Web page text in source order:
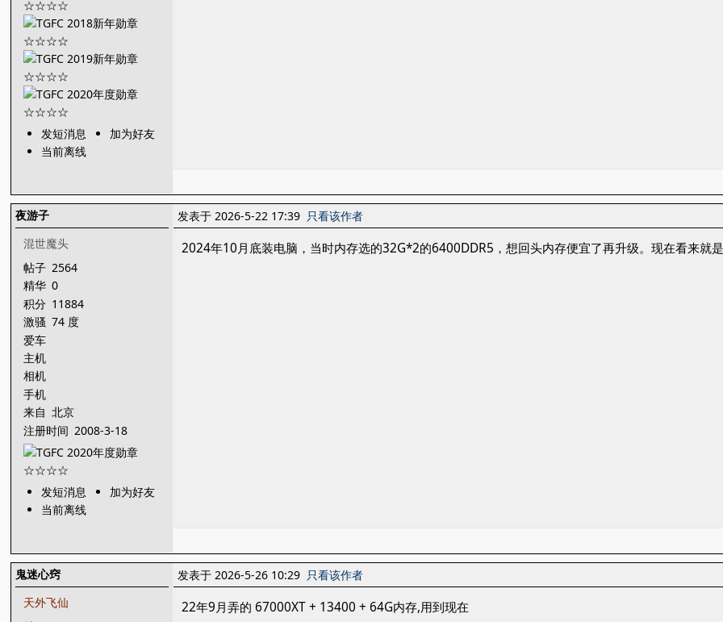
发短消息
加为好友
当前离线
夜游子
混世魔头
帖子 2564
精华 0
积分 11884
激骚 74 度
爱车
主机
相机
手机
来自 北京
注册时间 2008-3-18
发短消息
加为好友
当前离线
发表于 2026-5-22 17:39 只看该作者
2024年10月底装电脑，当时内存选的32G*2的6400DDR5，想回头内存便宜了再升级。现在看来就是
鬼迷心窍
天外飞仙
发表于 2026-5-26 10:29 只看该作者
22年9月弄的 67000XT + 13400 + 64G内存,用到现在